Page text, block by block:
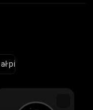
più alto